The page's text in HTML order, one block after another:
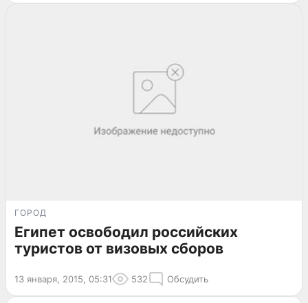
ГОРОД
Египет освободил российских
туристов от визовых сборов
13 января, 2015, 05:31 532 Обсудить